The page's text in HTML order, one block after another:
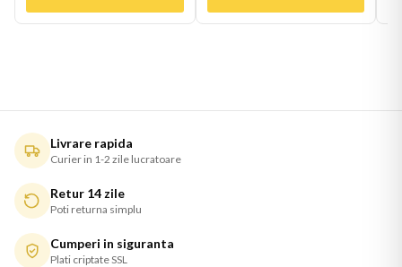
Livrare rapida
Curier in 1-2 zile lucratoare
Retur 14 zile
Poti returna simplu
Cumperi in siguranta
Plati criptate SSL